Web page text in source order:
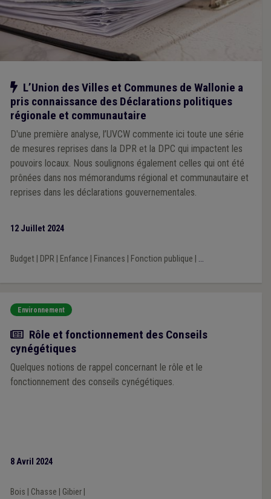
Notre action
L’Union des Villes et Communes de Wallonie a
pris connaissance des Déclarations politiques
régionale et communautaire
D'une première analyse, l’UVCW commente ici toute une série
de mesures reprises dans la DPR et la DPC qui impactent les
pouvoirs locaux. Nous soulignons également celles qui ont été
prônées dans nos mémorandums régional et communautaire et
reprises dans les déclarations gouvernementales.
12 Juillet 2024
Budget| DPR Enfance Finances Fonction publique ...
Environnement
Actualité
Rôle et fonctionnement des Conseils
cynégétiques
Quelques notions de rappel concernant le rôle et le
fonctionnement des conseils cynégétiques.
8 Avril 2024
Bois Chasse Gibier|